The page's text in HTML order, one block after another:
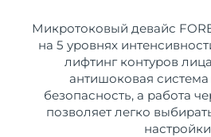
Микротоковый девайс
на 5 уровнях
лифтинг контуров
антишоковая система
безопасность, а работа
позволяет легко